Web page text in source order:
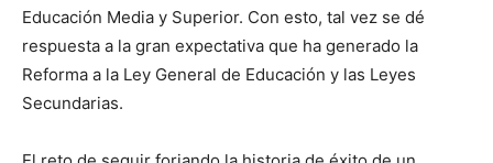
Educación Media y Superior. Con esto, tal vez se dé
respuesta a la gran expectativa que ha generado la
Reforma a la Ley General de Educación y las Leyes
Secundarias.